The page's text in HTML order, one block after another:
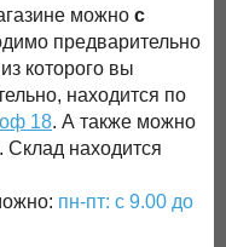
можно с
предварительно
которого вы
находится по
18. А также можно
Склад находится
пн-пт: с 9.00 до